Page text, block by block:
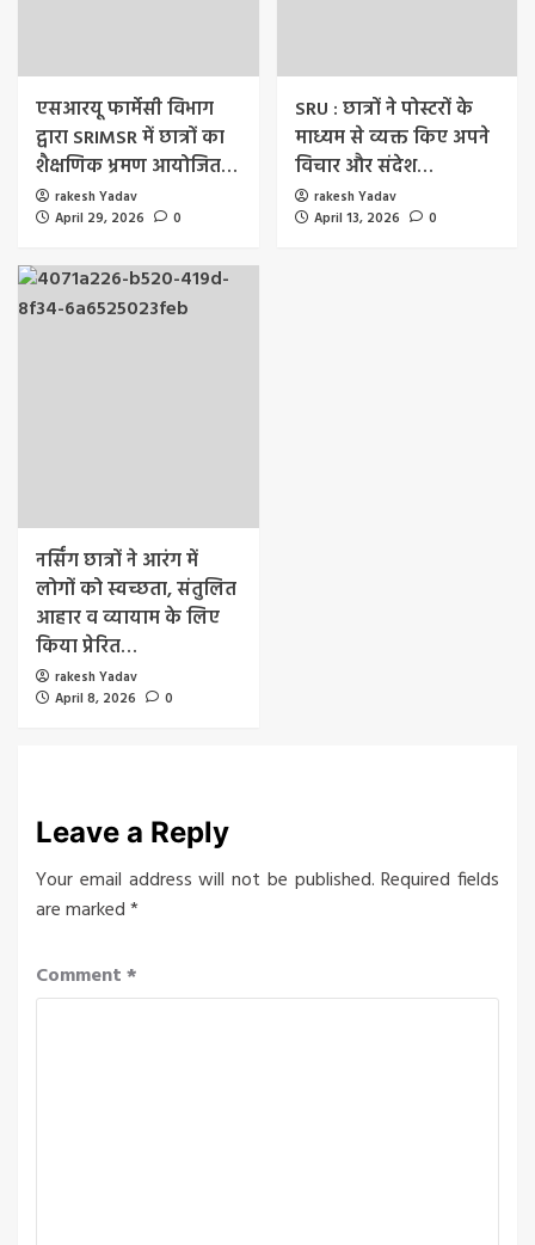
एसआरयू फार्मेसी विभाग
द्वारा SRIMSR में छात्रों का
शैक्षणिक भ्रमण आयोजित…
rakesh Yadav
April 29, 2026
0
SRU : छात्रों ने पोस्टरों के
माध्यम से व्यक्त किए अपने
विचार और संदेश…
rakesh Yadav
April 13, 2026
0
नर्सिंग छात्रों ने आरंग में
लोगों को स्वच्छता, संतुलित
आहार व व्यायाम के लिए
किया प्रेरित…
rakesh Yadav
April 8, 2026
0
Leave a Reply
Your email address will not be published. Required fields
are marked*
Comment*